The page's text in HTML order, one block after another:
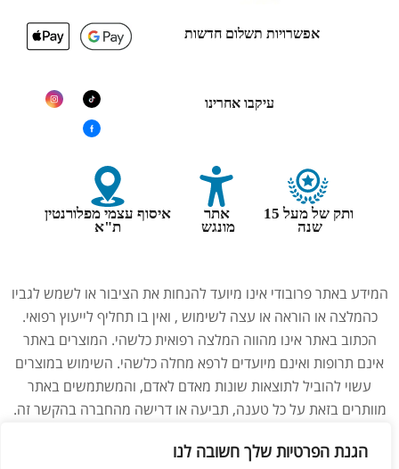
הגנת הפרטיות שלך חשובה לנו
אפשרויות תשלום חדשות
עיקבו אחרינו
ותק של מעל 15
שנה
אתר
מונגש
איסוף עצמי מפלורנטין
ת"א
המידע באתר פרובודי אינו מיועד להנחות את הציבור או לשמש לגביו
כהמלצה או הוראה או עצה לשימוש , ואין בו תחליף לייעוץ רפואי.
הכתוב באתר אינו מהווה המלצה רפואית כלשהי. המוצרים באתר
אינם תרופות ואינם מיועדים לרפא מחלה כלשהי. השימוש במוצרים
עשוי להוביל לתוצאות שונות מאדם לאדם, והמשתמשים באתר
מוותרים בזאת על כל טענה, תביעה או דרישה מהחברה בהקשר זה.
ברופא לפני השימוש במוצרים. התמונות באתר הן להמחשה בלבד.